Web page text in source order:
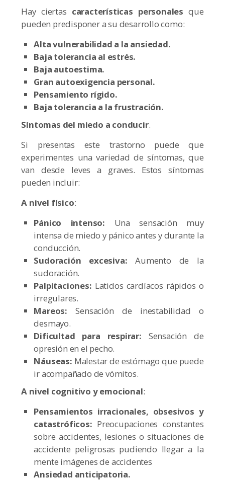
Hay ciertas características personales que
pueden predisponer a su desarrollo como:
Alta vulnerabilidad a la ansiedad.
Baja tolerancia al estrés.
Baja autoestima.
Gran autoexigencia personal.
Pensamiento rígido.
Baja tolerancia a la frustración.
Síntomas del miedo a conducir.
Si presentas este trastorno puede que
experimentes una variedad de síntomas, que
van desde leves a graves. Estos síntomas
pueden incluir:
A nivel físico:
Pánico intenso: Una sensación muy
intensa de miedo y pánico antes y durante la
conducción.
Sudoración excesiva:Aumento de la
sudoración.
Palpitaciones: Latidos cardíacos rápidos o
irregulares.
Mareos:Sensación de inestabilidad o
desmayo.
Dificultad para respirar: Sensación de
opresión en el pecho.
Náuseas: Malestar de estómago que puede
ir acompañado de vómitos.
A nivel cognitivo y emocional:
Pensamientos irracionales, obsesivos y
catastróficos: Preocupaciones constantes
sobre accidentes, lesiones o situaciones de
accidente peligrosas pudiendo llegar a la
mente imágenes de accidentes
Ansiedad anticipatoria.